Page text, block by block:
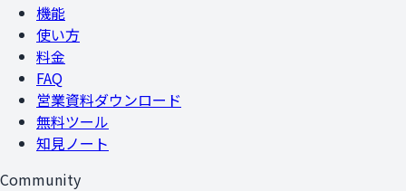
機能
使い方
料金
FAQ
営業資料ダウンロード
無料ツール
知見ノート
Community